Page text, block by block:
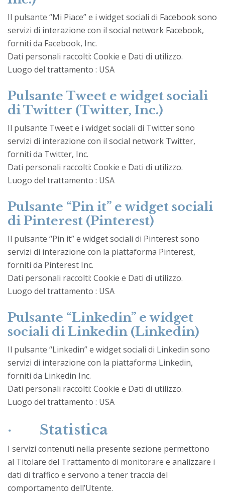
Il pulsante “Mi Piace” e i widget sociali di Facebook sono
servizi di interazione con il social network Facebook,
forniti da Facebook, Inc.
Dati personali raccolti: Cookie e Dati di utilizzo.
Luogo del trattamento : USA
Pulsante Tweet e widget sociali
di Twitter (Twitter, Inc.)
Il pulsante Tweet e i widget sociali di Twitter sono
servizi di interazione con il social network Twitter,
forniti da Twitter, Inc.
Dati personali raccolti: Cookie e Dati di utilizzo.
Luogo del trattamento : USA
Pulsante “Pin it” e widget sociali
di Pinterest (Pinterest)
Il pulsante “Pin it” e widget sociali di Pinterest sono
servizi di interazione con la piattaforma Pinterest,
forniti da Pinterest Inc.
Dati personali raccolti: Cookie e Dati di utilizzo.
Luogo del trattamento : USA
Pulsante “Linkedin” e widget
sociali di Linkedin (Linkedin)
Il pulsante “Linkedin” e widget sociali di Linkedin sono
servizi di interazione con la piattaforma Linkedin,
forniti da Linkedin Inc.
Dati personali raccolti: Cookie e Dati di utilizzo.
Luogo del trattamento : USA
· Statistica
I servizi contenuti nella presente sezione permettono
al Titolare del Trattamento di monitorare e analizzare i
dati di traffico e servono a tener traccia del
comportamento dell’Utente.